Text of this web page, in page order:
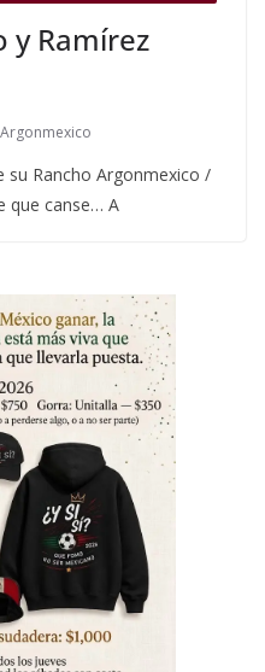
y Ramírez
su Rancho Argonmexico /
que canse… A